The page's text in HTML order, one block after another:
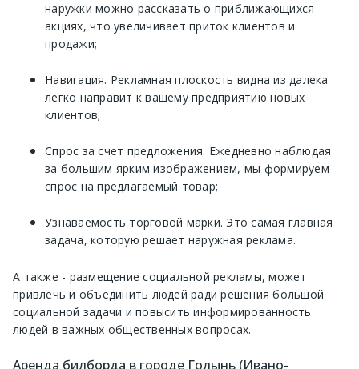
наружки можно рассказать о приближающихся
акциях, что увеличивает приток клиентов и
продажи;
Навигация. Рекламная плоскость видна из далека
легко направит к вашему предприятию новых
клиентов;
Спрос за счет предложения. Ежедневно наблюдая
за большим ярким изображением, мы формируем
спрос на предлагаемый товар;
Узнаваемость торговой марки. Это самая главная
задача, которую решает наружная реклама.
А также - размещение социальной рекламы, может
привлечь и объединить людей ради решения большой
социальной задачи и повысить информированность
людей в важных общественных вопросах.
Аренда билборда в городе Голынь (Ивано-